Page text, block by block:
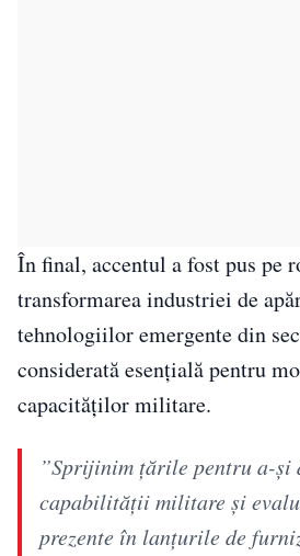
În final, accentul a fost pus pe
transformarea industriei de
tehnologiilor emergente din
considerată esențială pentru
capacităților militare.
”Sprijinim ţările pentru a-şi
capabilităţii militare şi
prezente în lanţurile de